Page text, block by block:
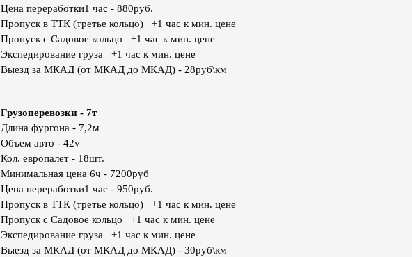
Цена переработки1 час - 880руб.
Пропуск в ТТК (третье кольцо) +1 час к мин. цене
Пропуск с Садовое кольцо +1 час к мин. цене
Экспедирование груза +1 час к мин. цене
Выезд за МКАД (от МКАД до МКАД) - 28руб\км
Грузоперевозки - 7т
Длина фургона - 7,2м
Объем авто - 42v
Кол. европалет - 18шт.
Минимальная цена 6ч - 7200руб
Цена переработки1 час - 950руб.
Пропуск в ТТК (третье кольцо) +1 час к мин. цене
Пропуск с Садовое кольцо +1 час к мин. цене
Экспедирование груза +1 час к мин. цене
Выезд за МКАД (от МКАД до МКАД) - 30руб\км